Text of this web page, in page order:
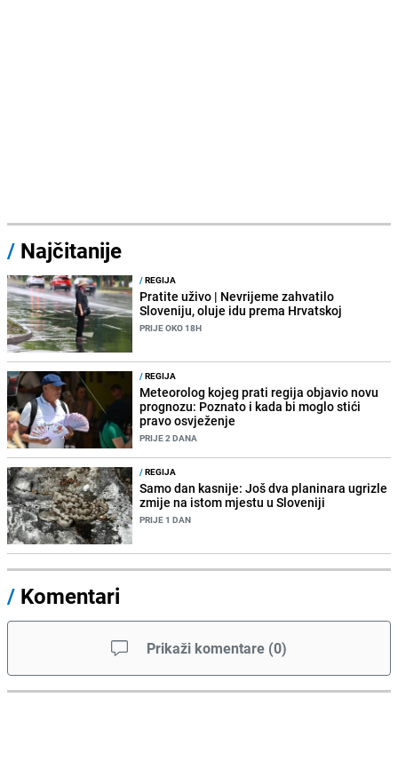
/ Najčitanije
/REGIJA
Pratite uživo | Nevrijeme zahvatilo
Sloveniju, oluje idu prema Hrvatskoj
PRIJE OKO 18H
/REGIJA
Meteorolog kojeg prati regija objavio novu
prognozu: Poznato i kada bi moglo stići
pravo osvježenje
PRIJE 2 DANA
/REGIJA
Samo dan kasnije: Još dva planinara ugrizle
zmije na istom mjestu u Sloveniji
PRIJE 1 DAN
/ Komentari
Prikaži komentare (0)